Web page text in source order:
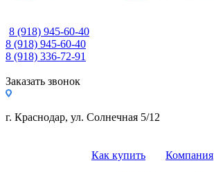
8 (918) 945-60-40
8 (918) 945-60-40
8 (918) 336-72-91
Заказать звонок
г. Краснодар, ул. Солнечная 5/12
Как купить
Компания